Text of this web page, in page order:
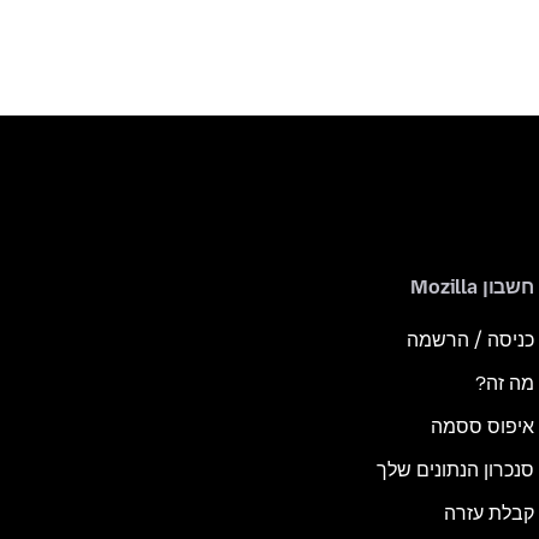
חשבון Mozilla
כניסה / הרשמה
מה זה?
איפוס ססמה
סנכרון הנתונים שלך
קבלת עזרה